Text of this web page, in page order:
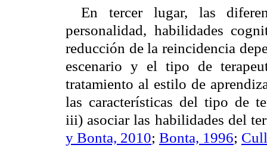
En tercer lugar, las
personalidad, habilidades
reducción de la reincidencia
escenario y el tipo de
tratamiento al estilo de
las características del tipo de
iii) asociar las habilidades del
y Bonta, 2010; Bonta, 1996;